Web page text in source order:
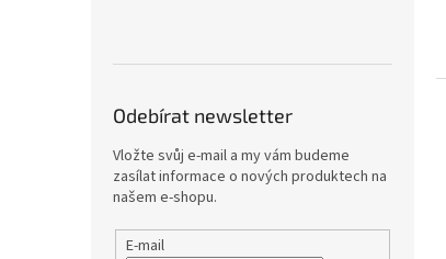
Odebírat newsletter
Vložte svůj e-mail a my vám budeme
zasílat informace o nových produktech na
našem e-shopu.
E-mail